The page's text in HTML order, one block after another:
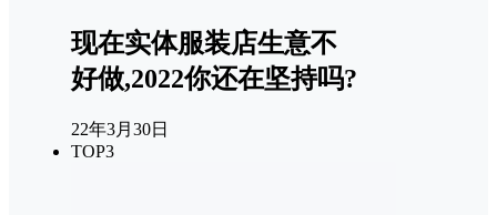
现在实体服装店生意不
好做,2022你还在坚持吗?
22年3月30日
TOP3